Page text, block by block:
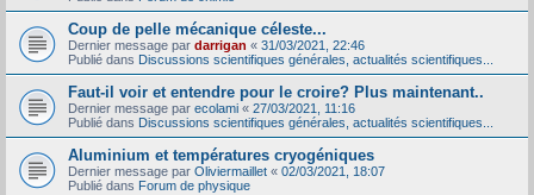
Coup de pelle mécanique céleste...
Dernier message par darrigan « 31/03/2021, 22:46
Publié dans Discussions scientifiques générales, actualités scientifiques...
Faut-il voir et entendre pour le croire? Plus maintenant..
Dernier message par ecolami « 27/03/2021, 11:16
Publié dans Discussions scientifiques générales, actualités scientifiques...
Aluminium et températures cryogéniques
Dernier message par Oliviermaillet « 02/03/2021, 18:07
Publié dans Forum de physique